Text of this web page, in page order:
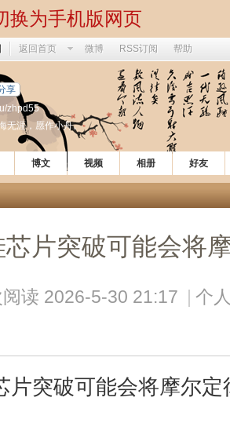
换为手机版网页
返回首页 微博 RSS订阅 帮助
享
zhpd55
无涯，愿作小舟。
博文 视频 相册 好友
片突破可能会将
读 2026-5-30 21:17
个
片突破可能会将摩尔定